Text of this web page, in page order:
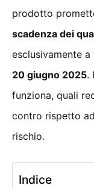
prodotto
scadenza dei
esclusivamente a
20 giugno 2025.
funziona, quali
contro rispetto
rischio.
Indice